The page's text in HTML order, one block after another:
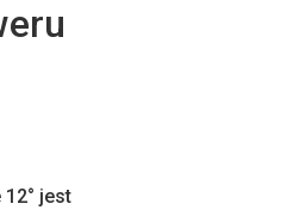
jest